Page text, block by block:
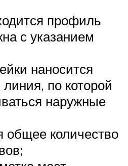
профиль
с указанием
наносится
по которой
наружные
общее количество